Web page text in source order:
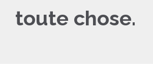
toute chose.